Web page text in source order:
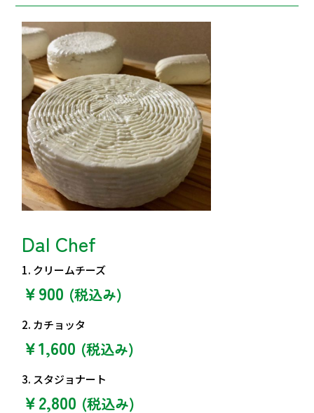
Dal Chef
1. クリームチーズ
￥900 (税込み)
2. カチョッタ
￥1,600 (税込み)
3. スタジョナート
￥2,800 (税込み)